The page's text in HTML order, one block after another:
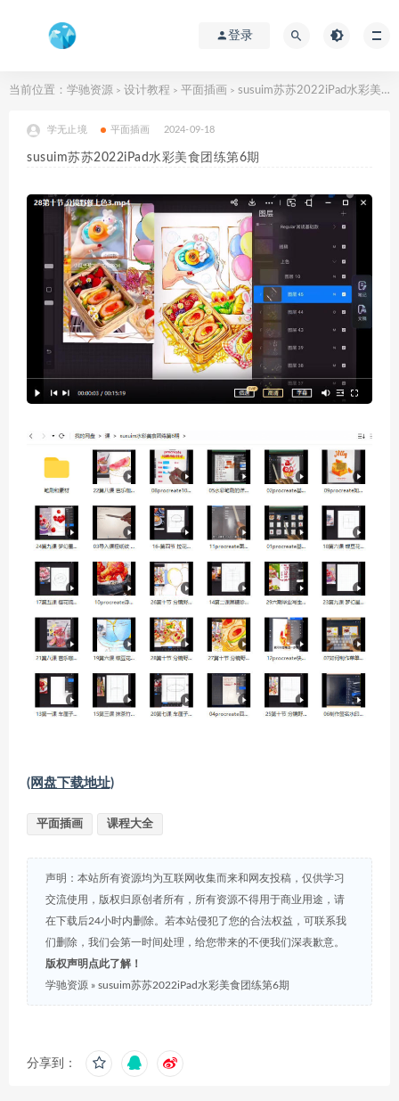
登录
当前位置： 学驰资源 > 设计教程 > 平面插画 > susuim苏苏2022iPad水彩美食团练第6期
学无止境 平面插画 2024-09-18
susuim苏苏2022iPad水彩美食团练第6期
(网盘下载地址)
平面插画 课程大全
声明：本站所有资源均为互联网收集而来和网友投稿，仅供学习
交流使用，版权归原创者所有，所有资源不得用于商业用途，请
在下载后24小时内删除。若本站侵犯了您的合法权益，可联系我
们删除，我们会第一时间处理，给您带来的不便我们深表歉意。
版权声明点此了解！
学驰资源 » susuim苏苏2022iPad水彩美食团练第6期
分享到：